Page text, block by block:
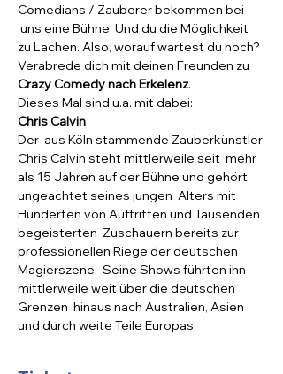
Comedians / Zauberer bekommen bei
uns eine Bühne. Und du die Möglichkeit
zu Lachen. Also, worauf wartest du noch?
Verabrede dich mit deinen Freunden zu
Crazy Comedy nach Erkelenz.
Dieses Mal sind u.a. mit dabei:
Chris Calvin
Der  aus Köln stammende Zauberkünstler
Chris Calvin steht mittlerweile seit  mehr
als 15 Jahren auf der Bühne und gehört
ungeachtet seines jungen  Alters mit
Hunderten von Auftritten und Tausenden
begeisterten  Zuschauern bereits zur
professionellen Riege der deutschen
Magierszene.  Seine Shows führten ihn
mittlerweile weit über die deutschen
Grenzen  hinaus nach Australien, Asien
und durch weite Teile Europas.